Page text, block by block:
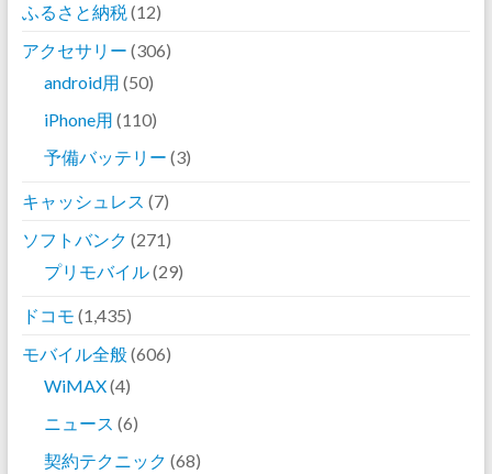
ふるさと納税(12)
アクセサリー (306)
android用 (50)
iPhone用 (110)
予備バッテリー (3)
キャッシュレス (7)
ソフトバンク (271)
プリモバイル(29)
ドコモ (1,435)
モバイル全般(606)
WiMAX(4)
ニュース (6)
契約テクニック (68)